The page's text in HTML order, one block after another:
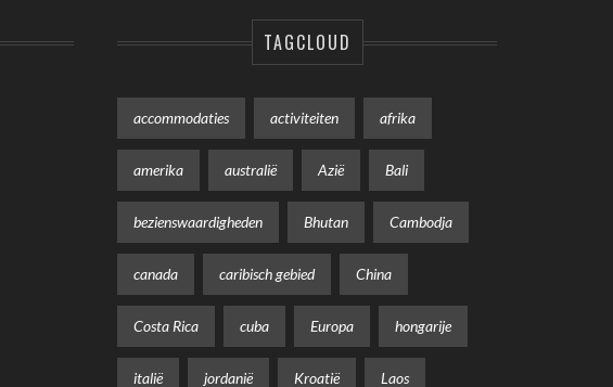
TAGCLOUD
accommodaties activiteiten afrika
amerika australië Azië Bali
bezienswaardigheden Bhutan Cambodja
canada caribisch gebied China
Costa Rica cuba Europa hongarije
italië jordanië Kroatië Laos